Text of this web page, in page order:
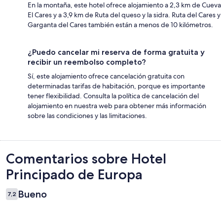
En la montaña, este hotel ofrece alojamiento a 2,3 km de Cueva
El Cares y a 3,9 km de Ruta del queso y la sidra. Ruta del Cares y
Garganta del Cares también están a menos de 10 kilómetros.
¿Puedo cancelar mi reserva de forma gratuita y
recibir un reembolso completo?
Sí, este alojamiento ofrece cancelación gratuita con
determinadas tarifas de habitación, porque es importante
tener flexibilidad. Consulta la política de cancelación del
alojamiento en nuestra web para obtener más información
sobre las condiciones y las limitaciones.
Comentarios
Comentarios sobre Hotel
Principado de Europa
7,2 Bueno